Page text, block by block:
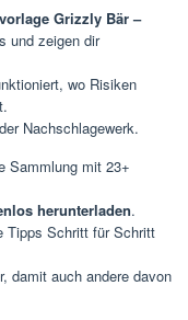
Grizzly Bär –
und zeigen dir
wo Risiken
Nachschlagewerk.
Sammlung mit 23+
herunterladen.
Tipps Schritt für Schritt
damit auch andere davon